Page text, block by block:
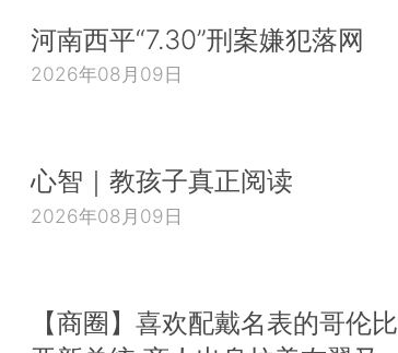
河南西平“7.30”刑案嫌犯落网
2026年08月09日
心智｜教孩子真正阅读
2026年08月09日
【商圈】喜欢配戴名表的哥伦比